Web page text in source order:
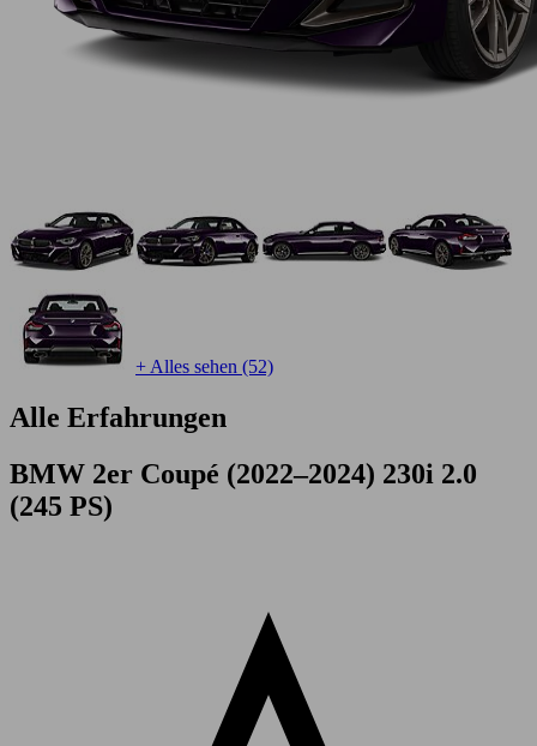
+ Alles sehen (52)
Alle Erfahrungen
BMW 2er Coupé (2022–2024) 230i 2.0
(245 PS)